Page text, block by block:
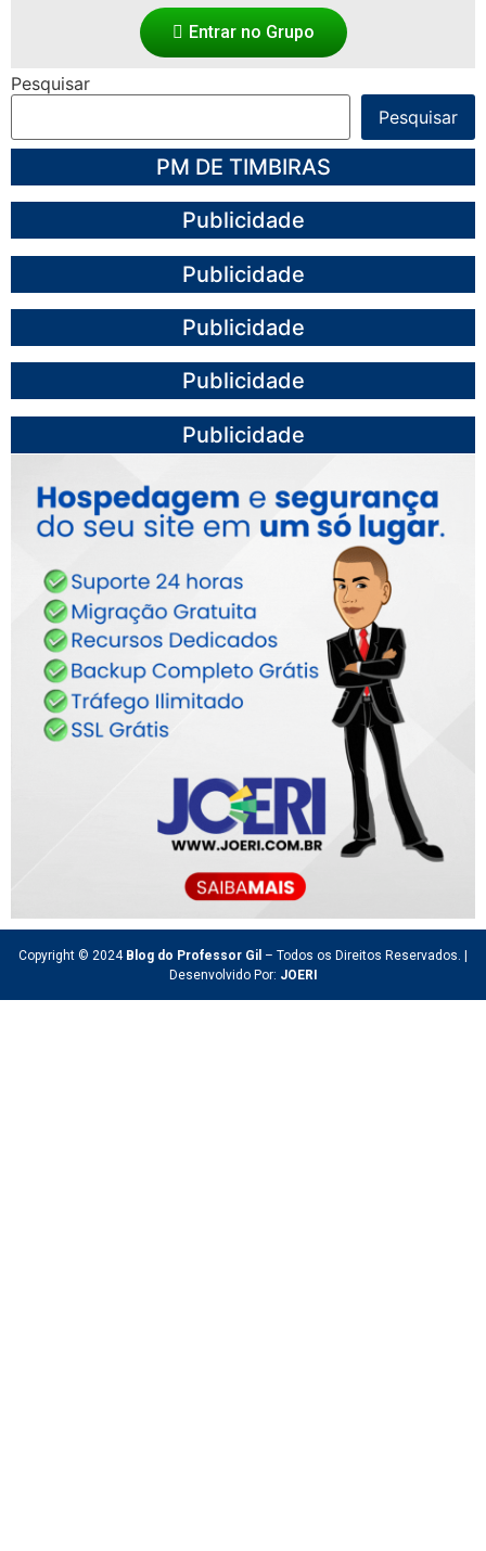
Entrar no Grupo
Pesquisar
Pesquisar
PM DE TIMBIRAS
Publicidade
Publicidade
Publicidade
Publicidade
Publicidade
Copyright © 2024 Blog do Professor Gil – Todos os Direitos Reservados. |
Desenvolvido Por: JOERI